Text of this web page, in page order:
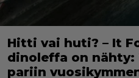
Hitti vai huti? – It
dinoleffa on nähty:
pariin